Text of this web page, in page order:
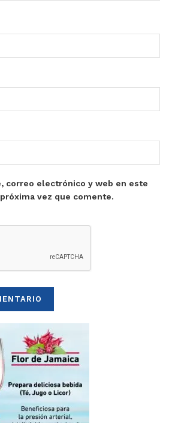
correo electrónico y web en este
vez que comente.